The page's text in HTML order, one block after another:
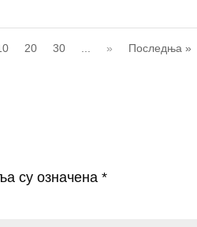
20 30 » Последња »
су означена*